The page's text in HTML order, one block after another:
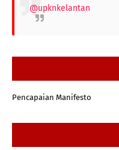
@upknkelantan
Pencapaian Manifesto